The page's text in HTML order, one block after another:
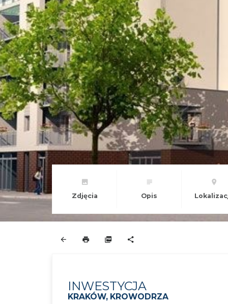
Zdjęcia Opis
INWESTYCJA
KRAKÓW, KROWODRZA